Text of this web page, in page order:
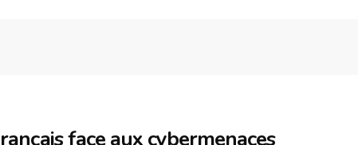
face aux cybermenaces